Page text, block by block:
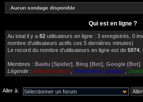
Aucun sondage disponible
Qui est en ligne ?
Au total il y a 82 utilisateurs en ligne : 3 enregistrés, 0
nombre d’utilisateurs actifs ces 5 dernières minutes)
Le record du nombre d’utilisateurs en ligne est de 5974
Membres : Baidu [Spider] Bing [Bot] Google [Bot]
Légende : Administrateurs Modérateurs globaux
Aller à: